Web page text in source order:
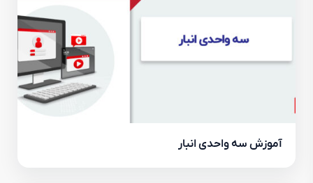
آموزش سه واحدی انبار